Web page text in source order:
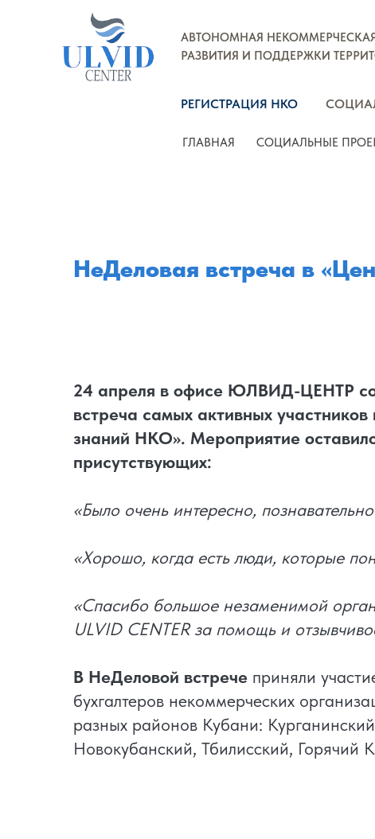
РЕГИСТРАЦИЯ НКО
ГЛАВНАЯ СОЦИАЛЬНЫЕ
АВТОНОМНАЯ
РАЗВИТИЯ И ПОДДЕРЖКИ
РЕГИСТРАЦИЯ НКО СОЦИАЛЬНОЕ
ГЛАВНАЯ
НеДеловая встреча в
24 апреля в офисе ЮЛВИД-ЦЕНТР
встреча самых активных
знаний НКО». Мероприятие
присутствующих:
«Было очень интересно,
«Хорошо, когда есть люди, которые
«Спасибо большое незаменимой
ULVID CENTER за помощь и
В НеДеловой встрече приняли
бухгалтеров некоммерческих
разных районов Кубани:
Новокубанский, Тбилисский, Горячий